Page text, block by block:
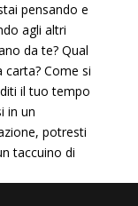
pensando e
agli altri
da te? Qual
Come si
il ​​tuo tempo
in un
potresti
taccuino di